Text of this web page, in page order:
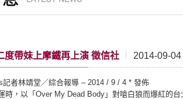
度帶妹上摩鐵再上演 徵信社 2014-09-04
記者林靖堂／綜合報導 – 2014 / 9 / 4 * 發佈
時，以「Over My Dead Body」對嗆白狼而爆紅的